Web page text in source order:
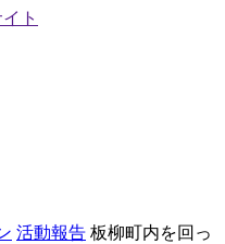
ト
活動報告 板柳町内を回っ